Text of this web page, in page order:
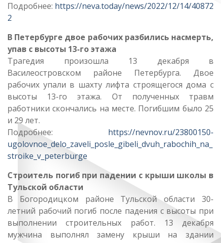
Подробнее: https://neva.today/news/2022/12/14/40872
2
В Петербурге двое рабочих разбились насмерть,
упав с высоты 13-го этажа
Трагедия произошла 13 декабря в
Василеостровском районе Петербурга. Двое
рабочих упали в шахту лифта строящегося дома с
высоты 13-го этажа. От полученных травм
работники скончались на месте. Погибшим было 25
и 29 лет.
Подробнее: https://nevnov.ru/23800150-
ugolovnoe_delo_zaveli_posle_gibeli_dvuh_rabochih_na_
stroike_v_peterburge
Строитель погиб при падении с крыши школы в
Тульской области
В Богородицком районе Тульской области 30-
летний рабочий погиб после падения с высоты при
выполнении строительных работ. 13 декабря
мужчина выполнял замену крыши на здании